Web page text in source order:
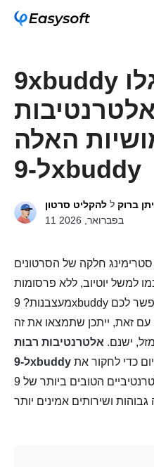
9xbuddy לא עובד? גלו
7 האלטרנטיבות
האלה
ל-9xbuddy
ברוק ל להקליט סרטון
11 בפברואר, 2026
חלקה של הסרטונים
למשל יוטיוב, ללא פרסומות
מעצבנות? 9xbuddy מכיר את הקושי שלכם, ולכן מאפשר לכם
עם זאת, ייתכן שתמצאו את זה
ישנם. אלטרנטיבות רבות
ל-9xbuddy
האתרים האלטרנטיביים הטובים ביותר של 9xbuddy המציעים